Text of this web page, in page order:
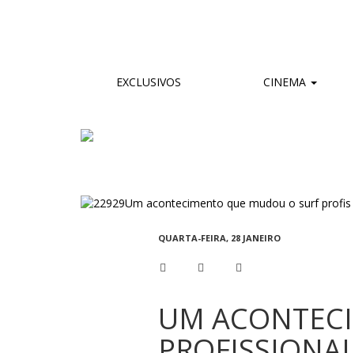
EXCLUSIVOS CINEMA
QUARTA-FEIRA, 28 JANEIRO
UM